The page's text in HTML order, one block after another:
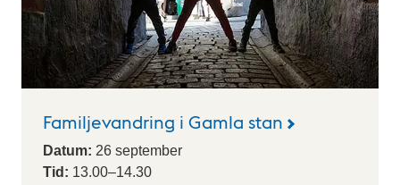
Familjevandring i Gamla stan
Datum: 26 september
Tid: 13.00–14.30